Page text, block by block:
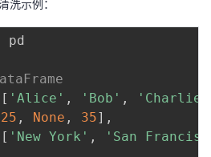
洗示例：
pd
[ 'Alice' , 'Bob' , 'Charlie'
25 , None , 35] ,
[ 'New York' , 'San